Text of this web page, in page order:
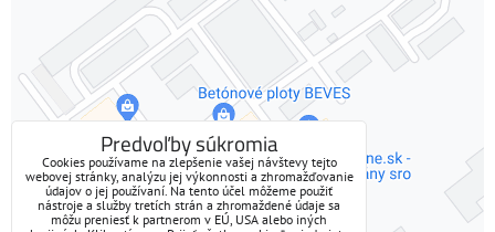
Externý obsah je blokovaný Voľbami súkromia
Prajete si načítať externý obsah?
Povoliť tentokrát
Povoliť a zapamätať - súhlas s druhom cookie: Funkčné
Predvoľby súkromia
Cookies používame na zlepšenie vašej návštevy tejto
webovej stránky, analýzu jej výkonnosti a zhromažďovanie
údajov o jej používaní. Na tento účel môžeme použiť
nástroje a služby tretích strán a zhromaždené údaje sa
môžu preniesť k partnerom v EÚ, USA alebo iných